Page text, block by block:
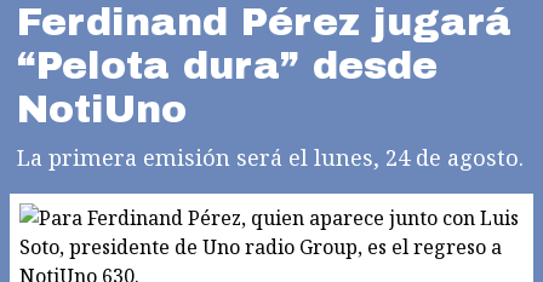
Ferdinand Pérez jugará
“Pelota dura” desde
NotiUno
La primera emisión será el lunes, 24 de agosto.